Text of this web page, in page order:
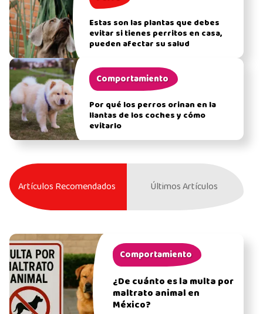
Estas son las plantas que debes
evitar si tienes perritos en casa,
pueden afectar su salud
Comportamiento
Por qué los perros orinan en la
llantas de los coches y cómo
evitarlo
Artículos Recomendados Últimos Artículos
Comportamiento
¿De cuánto es la multa por
maltrato animal en
México?